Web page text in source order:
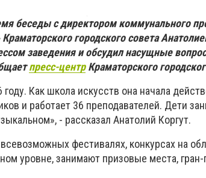
беседы с директором коммунального
городского совета
заведения и обсудил насущные
пресс-центрКраматорского
Как школа искусств она начала
и работает 36 преподавателей. Дети
- рассказал Анатолий Коргут.
фестивалях, конкурсах на
уровне, занимают призовые места, гран-